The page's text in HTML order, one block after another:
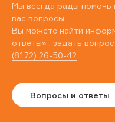
Мы всегда рады помочь
вас вопросы.
Вы можете найти
ответы» , задать
(8172) 26-50-42
Вопросы и ответы